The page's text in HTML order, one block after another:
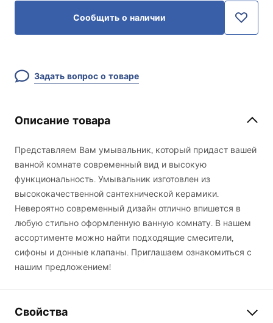
Сообщить о наличии
Задать вопрос о товаре
Описание товара
Представляем Вам умывальник, который придаст вашей
ванной комнате современный вид и высокую
функциональность. Умывальник изготовлен из
высококачественной сантехнической керамики.
Невероятно современный дизайн отлично впишется в
любую стильно оформленную ванную комнату. В нашем
ассортименте можно найти подходящие смесители,
сифоны и донные клапаны. Приглашаем ознакомиться с
нашим предложением!
Свойства